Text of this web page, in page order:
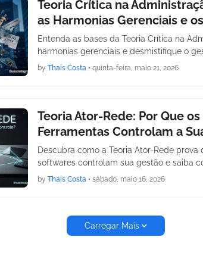
Teoria Crítica na
as Harmonias Gerenciais e
Entenda as bases da Teoria Crítica na
harmonias gerenciais e desmistifique o
by Thaís Costa • quinta-feira, maio 21, 2026
Teoria Ator-Rede: Por Que
Ferramentas Controlam a
Descubra como a Teoria Ator-Rede
softwares controlam sua gestão e saiba
by Thaís Costa • sábado, maio 16, 2026
Carregar Mais